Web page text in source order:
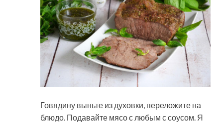
Говядину выньте из духовки, переложите на
блюдо. Подавайте мясо с любым с соусом. Я